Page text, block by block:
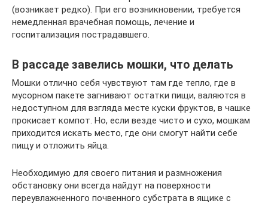
(возникает редко). При его возникновении, требуется
немедленная врачебная помощь, лечение и
госпитализация пострадавшего.
В рассаде завелись мошки, что делать
Мошки отлично себя чувствуют там где тепло, где в
мусорном пакете загнивают остатки пищи, валяются в
недоступном для взгляда месте куски фруктов, в чашке
прокисает компот. Но, если везде чисто и сухо, мошкам
приходится искать место, где они смогут найти себе
пищу и отложить яйца.
Необходимую для своего питания и размножения
обстановку они всегда найдут на поверхности
переувлажненного почвенного субстрата в ящике с